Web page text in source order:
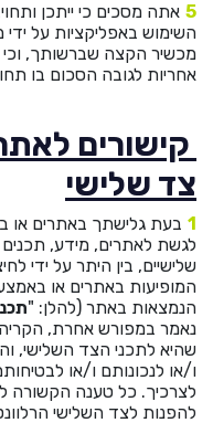
אתה מסכים כי ייתכן
השימוש באפליקציות על
מכשיר הקצה שברשותך, וכי
אחריות לגובה הסכום בו
קישורים
צד שלישי
בעת גלישתך באתרים או
לגשת לאתרים, מידע,
שלישיים, בין היתר על ידי
המופיעות באתרים או
הנמצאות באתר (להלן: "
נאמר במפורש אחרת,
שהיא לתכני הצד השלישי,
ו/או לנכונותם ו/או
לצרכיך. כל טענה הקשורה
להפנות לצד השלישי